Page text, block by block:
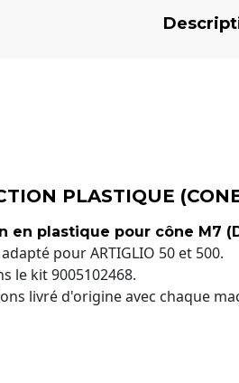
PLASTIQUE
en plastique pour cône M7
pour ARTIGLIO 50 et 500.
le kit 9005102468.
livré d'origine avec chaque